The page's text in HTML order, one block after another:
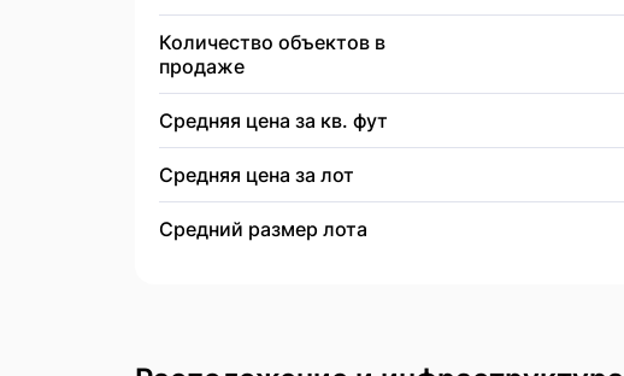
Количество объектов в
продаже
Средняя цена за кв. фут
Средняя цена за лот
Средний размер лота